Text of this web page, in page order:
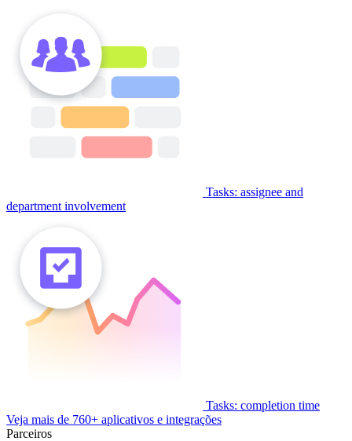
Tasks: assignee and
department involvement
Tasks: completion time
Veja mais de 760+ aplicativos e integrações
Parceiros